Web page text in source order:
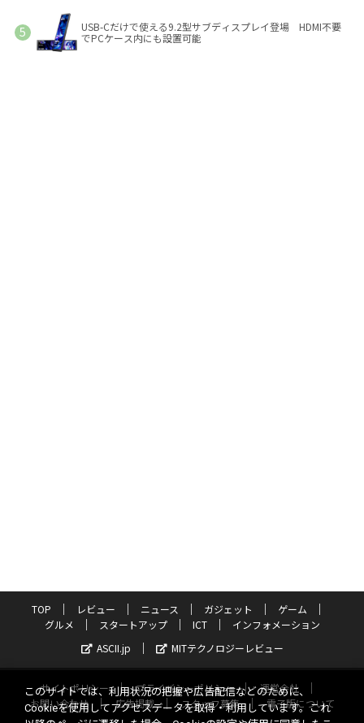
USB-Cだけで使える9.2型サブディスプレイ登場 HDMI不要
でPCケース内にも設置可能
TOP レビュー ニュース ガジェット
ゲーム
グルメ
スタートアップ ICT
インフォメーション
ASCII.jp
MITテクノロジーレビュー
サイトポリシー プライバシーポリシー
運営会社
お問い合わせ
広告掲載 スタッフ募集
電子版について
このサイトでは、利用状況の把握や広告配信などのために、
Cookieを使用してアクセスデータを取得・利用しています。これ